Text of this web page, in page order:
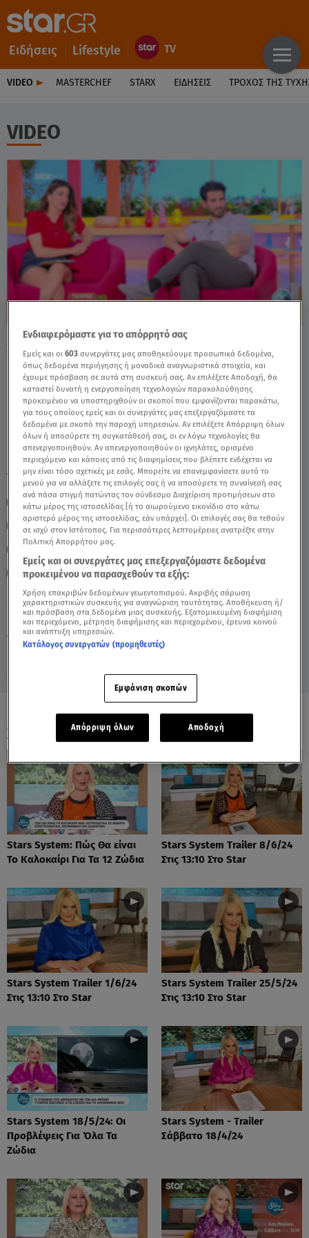
Ειδήσεις Lifestyle
VIDEO MASTERCHEF STARX ΕΙΔΉΣΕΙΣ ΤΡΟΧΌΣ ΤΗΣ
VIDEO
Πέμπτη 6 Αυγούστου 2026
05.05.26, 12:05 ΖΩΔΙΑ
Με Τη Σελήνη Στον Τοξότη, Αποφεύγουμε
Πολύ Σοβαρές Αποφάσεις - Video
TAGS: ΖΩΔΙΑ ΑΣΗ ΜΠΗΛΙΟΥ
ΠΡΟΒΛΕΨΕΙΣ ΑΣΗ ΜΠΗΛΙΟΥ
ΑΣΗ ΜΠΗΛΙΟΥ ΖΩΔΙΑ
ΑΣΤΡΟΛΟΓΙΚΕΣ ΠΡΟΒΛΕΨΕΙΣ
BREAKFAST@STAR ΑΣΗ ΜΠΗΛΙΟΥ
BREAKFAST@STAR ΠΡΟΒΛΕΨΕΙΣ
ΟΛΑ ΤΑ ΒΙΝΤΕΟ
Stars System: Πώς Θα είναι
Το Καλοκαίρι Για Τα 12 Ζώδια
Stars System Trailer 8/6/24
Στις 13:10 Στο Star
Stars System Trailer 1/6/24
Στις 13:10 Στο Star
Stars System Trailer 25/5/24
Στις 13:10 Στο Star
Stars System 18/5/24: Οι
Προβλέψεις Για Όλα Τα
Ζώδια
Stars System - Trailer
Σάββατο 18/4/24
Ενδιαφερόμαστε για το απόρρητό σας
Εμείς και οι603 συνεργάτες μας αποθηκεύουμε προσωπικά δεδομένα,
όπως δεδομένα περιήγησης ή μοναδικά αναγνωριστικά στοιχεία, και
έχουμε πρόσβαση σε αυτά στη συσκευή σας. Αν επιλέξετε Αποδοχή, θα
καταστεί δυνατή η ενεργοποίηση τεχνολογιών παρακολούθησης
προκειμένου να υποστηριχθούν οι σκοποί που εμφανίζονται παρακάτω,
για τους οποίους εμείς και οι συνεργάτες μας επεξεργαζόμαστε τα
δεδομένα με σκοπό την παροχή υπηρεσιών. Αν επιλέξετε Απόρριψη όλων
όλων ή αποσύρετε τη συγκατάθεσή σας, οι εν λόγω τεχνολογίες θα
απενεργοποιηθούν. Αν απενεργοποιηθούν οι ιχνηλάτες, ορισμένο
περιεχόμενο και κάποιες από τις διαφημίσεις που βλέπετε ενδέχεται να
μην είναι τόσο σχετικές με εσάς. Μπορείτε να επανεμφανίσετε αυτό το
μενού για να αλλάξετε τις επιλογές σας ή να αποσύρετε τη συναίνεσή σας
ανά πάσα στιγμή πατώντας τον σύνδεσμο Διαχείριση προτιμήσεων στο
κάτω μέρος της ιστοσελίδας [ή το αιωρούμενο εικονίδιο στο κάτω
αριστερό μέρος της ιστοσελίδας, εάν υπάρχει]. Οι επιλογές σας θα τεθούν
σε ισχύ στον Ιστότοπος. Για περισσότερες λεπτομέρειες ανατρέξτε στην
Πολιτική Απορρήτου μας.
Εμείς και οι συνεργάτες μας επεξεργαζόμαστε δεδομένα
προκειμένου να παρασχεθούν τα εξής:
Χρήση επακριβών δεδομένων γεωεντοπισμού. Ακριβής σάρωση
χαρακτηριστικών συσκευής για αναγνώριση ταυτότητας. Αποθήκευση ή/
και πρόσβαση στα δεδομένα μιας συσκευής. Εξατομικευμένη διαφήμιση
και περιεχόμενο, μέτρηση διαφήμισης και περιεχομένου, έρευνα κοινού
και ανάπτυξη υπηρεσιών.
Κατάλογος συνεργατών (προμηθευτές)
Εμφάνιση σκοπών
Απόρριψη όλων Αποδοχή